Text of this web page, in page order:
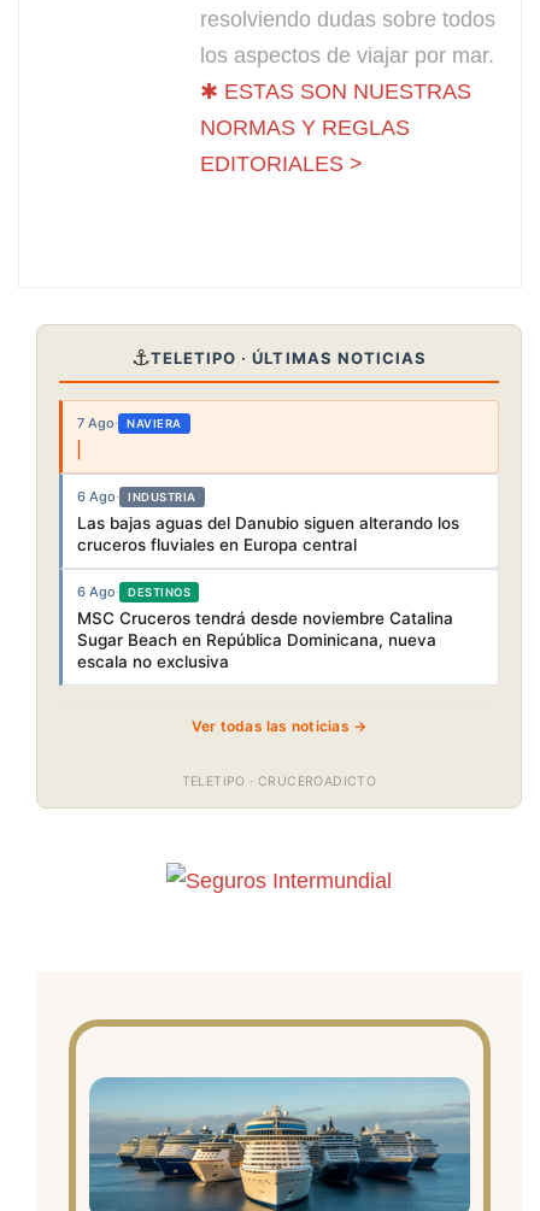
resolviendo dudas sobre todos
los aspectos de viajar por mar.
✱ ESTAS SON NUESTRAS
NORMAS Y REGLAS
EDITORIALES >
⚓TELETIPO · ÚLTIMAS NOTICIAS
7 Ago· NAVIERA
6 Ago· INDUSTRIA
Las bajas aguas del Danubio siguen alterando los
cruceros fluviales en Europa central
6 Ago· DESTINOS
MSC Cruceros tendrá desde noviembre Catalina
Sugar Beach en República Dominicana, nueva
escala no exclusiva
Ver todas las noticias →
TELETIPO · CRUCEROADICTO